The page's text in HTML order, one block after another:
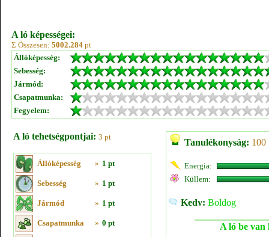
A ló képességei:
Σ Összesen: 5002.284 pt
Állóképesség:
Sebesség:
Jármód:
Csapatmunka:
Fegyelem:
A ló tehetségpontjai: 3 pt
Állóképesség » 1 pt
Sebesség » 1 pt
Jármód » 1 pt
Csapatmunka » 0 pt
Tanulékonyság: 100
Energia:
Küllem:
Kedv: Boldog
A ló be van